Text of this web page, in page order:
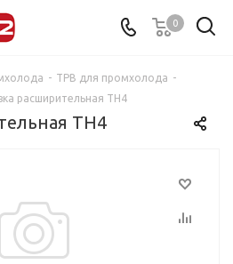
0
- ТРВ для промхолода -
расширительная TH4
TH4